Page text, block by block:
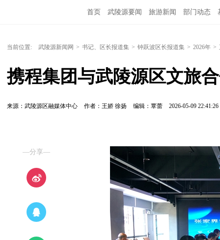
首页 武陵源要闻 旅游新闻 部门动态
当前位置: 武陵源新闻网 > 书记、区长报道集 > 钟跃波区长报道集 > 2026年 >
携程集团与武陵源区文旅
来源：​武陵源区融媒体中心 作者：王娇 徐扬 编辑：覃蕾 2026-05-09 22:41:26
—分享—